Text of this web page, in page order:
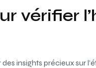
vérifier
insights précieux sur